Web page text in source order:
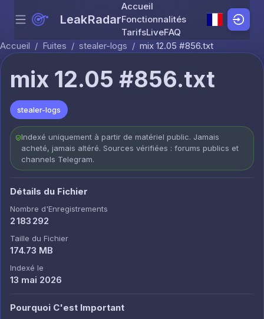
Skip to content
Menu LeakRadar
Accueil
Fonctionnalités
TarifsLiveFAQ
Accueil / Fuites / stealer-logs / mix 12.05 #856.txt
mix 12.05 #856.txt
stealer-logs
Indexé uniquement à partir de matériel public. Jamais
acheté, jamais altéré. Sources vérifiées : forums publics et
channels Telegram.
Détails du Fichier
Nombre d'Enregistrements
2 183 292
Taille du Fichier
174.73 MB
Indexé le
13 mai 2026
Pourquoi C'est Important